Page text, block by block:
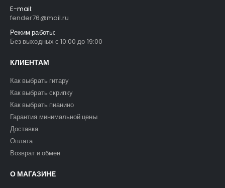
E-mail:
fender76@mail.ru
Режим работы:
Без выходных с 10:00 до 19:00
КЛИЕНТАМ
Как выбрать гитару
Как выбрать скрипку
Как выбрать пианино
Гарантия минимальной цены
Доставка
Оплата
Возврат и обмен
О МАГАЗИНЕ